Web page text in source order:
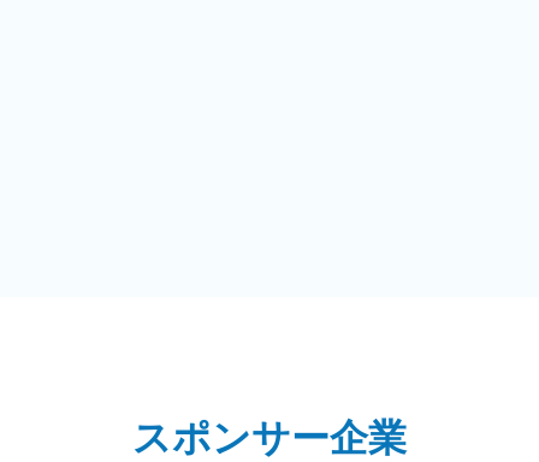
スポンサー企業